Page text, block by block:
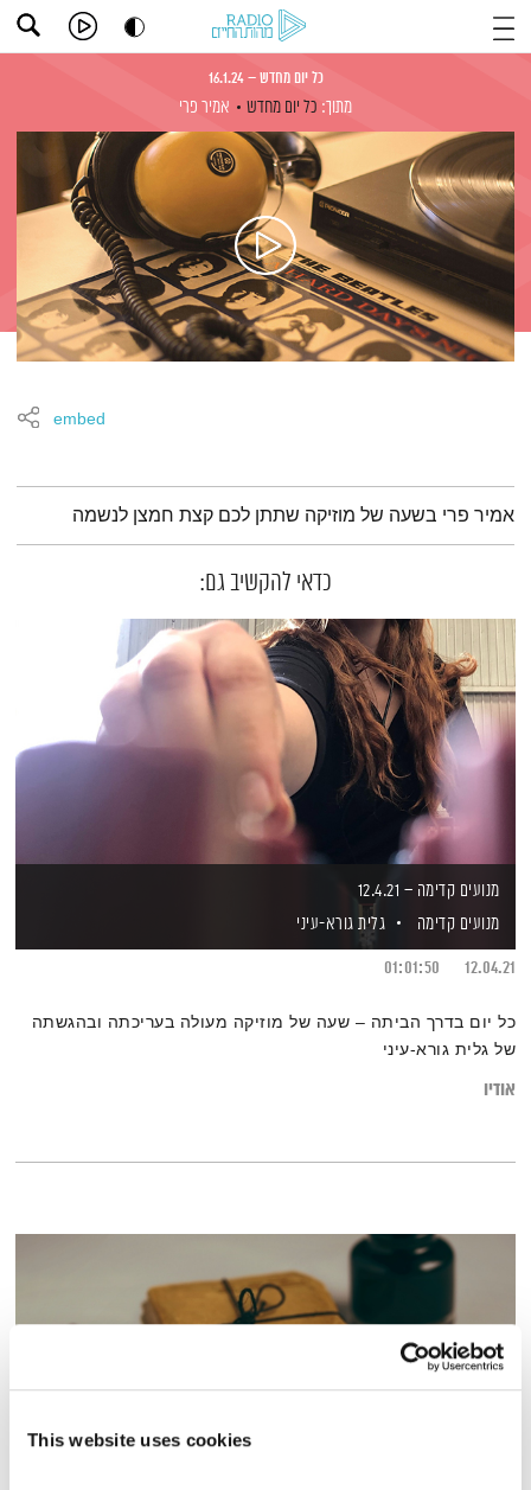
This website uses cookies
כל יום מחדש – 16.1.24
מתוך: כל יום מחדש אמיר פרי
embed
תמצית הפודקאסט
אמיר פרי בשעה של מוזיקה שתתן לכם קצת חמצן לנשמה
כדאי להקשיב גם:
מנועים קדימה – 12.4.21
מנועים קדימה
גלית גורא-עיני
12.04.21
01:01:50
כל יום בדרך הביתה – שעה של מוזיקה מעולה בעריכתה ובהגשתה
של גלית גורא-עיני
אודיו